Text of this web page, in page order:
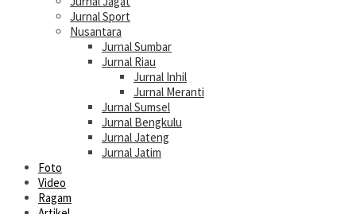
Jurnal Sport
Nusantara
Jurnal Sumbar
Jurnal Riau
Jurnal Inhil
Jurnal Meranti
Jurnal Sumsel
Jurnal Bengkulu
Jurnal Jateng
Jurnal Jatim
Foto
Video
Ragam